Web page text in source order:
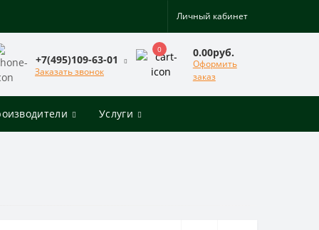
Личный кабинет
+7(495)109-63-01
Заказать звонок
0 0.00руб.
Оформить
заказ
Услуги